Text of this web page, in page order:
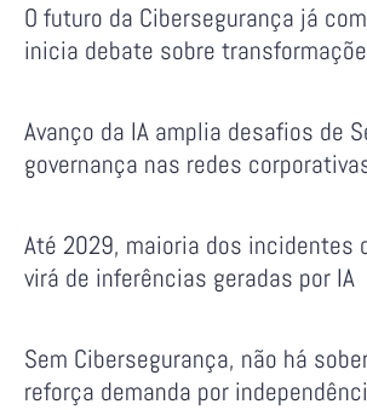
O futuro da Cibersegurança já
inicia debate sobre
Avanço da IA amplia desafios de
governança nas redes
Até 2029, maioria dos incidentes
virá de inferências geradas por IA
Sem Cibersegurança, não há
reforça demanda por